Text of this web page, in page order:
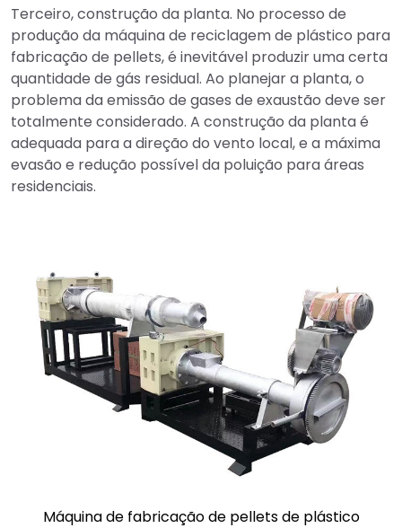
Terceiro, construção da planta. No processo de
produção da máquina de reciclagem de plástico para
fabricação de pellets, é inevitável produzir uma certa
quantidade de gás residual. Ao planejar a planta, o
problema da emissão de gases de exaustão deve ser
totalmente considerado. A construção da planta é
adequada para a direção do vento local, e a máxima
evasão e redução possível da poluição para áreas
residenciais.
Máquina de fabricação de pellets de plástico